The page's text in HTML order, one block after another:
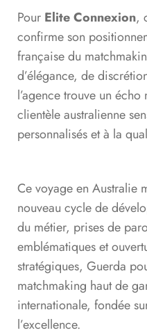
Pour Elite Connexion,
confirme son
française du
d’élégance, de
l’agence trouve un écho
clientèle australienne
personnalisés et à la
Ce voyage en Australie
nouveau cycle de
du métier, prises de
emblématiques et
stratégiques, Guerda
matchmaking haut de
internationale, fondée
l’excellence.